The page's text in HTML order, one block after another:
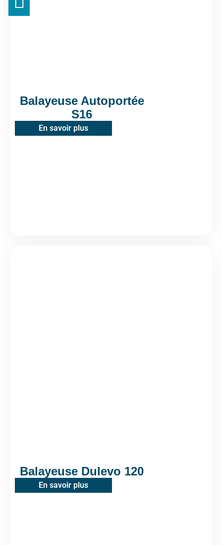
Balayeuse Autoportée
S16
En savoir plus
Balayeuse Dulevo 120
En savoir plus